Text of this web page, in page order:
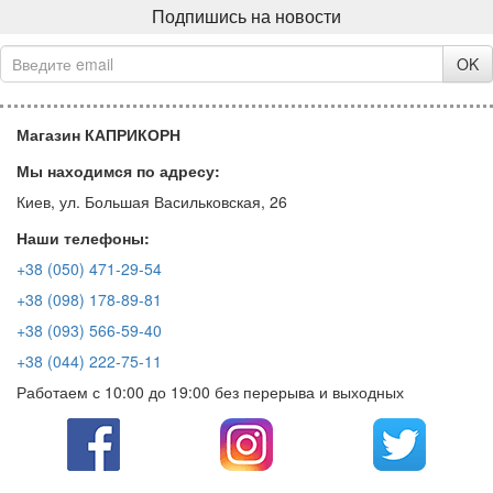
Подпишись на новости
OK
Магазин КАПРИКОРН
Мы находимся по адресу:
Киев, ул. Большая Васильковская, 26
Наши телефоны:
+38 (050) 471-29-54
+38 (098) 178-89-81
+38 (093) 566-59-40
+38 (044) 222-75-11
Работаем с 10:00 до 19:00 без перерыва и выходных